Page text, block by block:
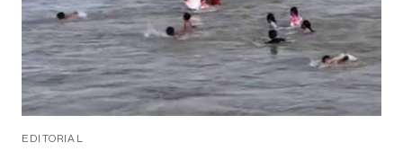
EDITORIAL